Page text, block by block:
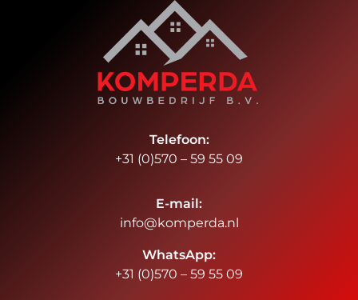
Telefoon:
+31 (0)570 – 59 55 09
E-mail:
info@komperda.nl
WhatsApp:
+31 (0)570 – 59 55 09